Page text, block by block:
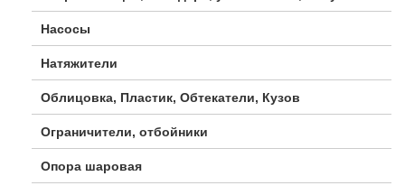
Насосы
Натяжители
Облицовка, Пластик, Обтекатели, Кузов
Ограничители, отбойники
Опора шаровая